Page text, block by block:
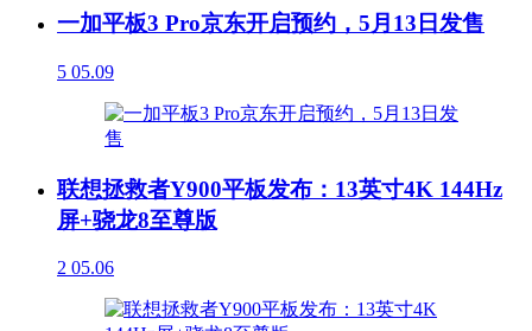
一加平板3 Pro京东开启预约，5月13日发售
5 05.09
联想拯救者Y900平板发布：13英寸4K 144Hz
屏+骁龙8至尊版
2 05.06